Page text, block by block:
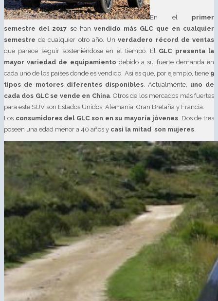
En el primer
semestre del 2017 se hanvendido más GLC que en cualquier
semestre de cualquier otro año. Unverdadero récord de ventas
que parece seguir sosteniéndose en el tiempo. El GLC presenta la
mayor variedad de equipamiento debido a su fuerte demanda en
cada uno de los países donde es vendido. Así es que, por ejemplo, tiene 9
tipos de motores diferentes disponibles . Actualmente, uno de
cada dos GLC se vende en China. Otros de los mercados más fuertes
para este SUV son Estados Unidos, Alemania, Gran Bretaña y Francia.
Los consumidores del GLC son en su mayoría jóvenes. Dos de tres
poseen una edad menor a 40 años y casi la mitad son mujeres